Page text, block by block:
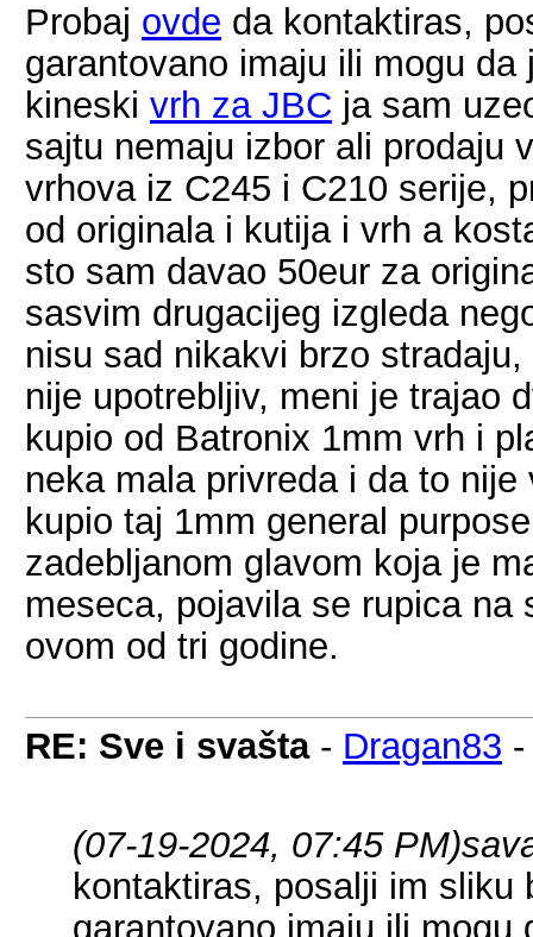
Probaj ovde da kontaktiras,
garantovano imaju ili mogu
kineski vrh za JBC ja sam
sajtu nemaju izbor ali prodaju
vrhova iz C245 i C210 serije,
od originala i kutija i vrh a
sto sam davao 50eur za
sasvim drugacijeg izgleda
nisu sad nikakvi brzo
nije upotrebljiv, meni je trajao
kupio od Batronix 1mm vrh i
neka mala privreda i da to
kupio taj 1mm general
zadebljanom glavom koja je
meseca, pojavila se rupica
ovom od tri godine.
RE: Sve i svašta- Dragan83
(07-19-2024, 07:45 PM)
kontaktiras, posalji im sliku
garantovano imaju ili mogu